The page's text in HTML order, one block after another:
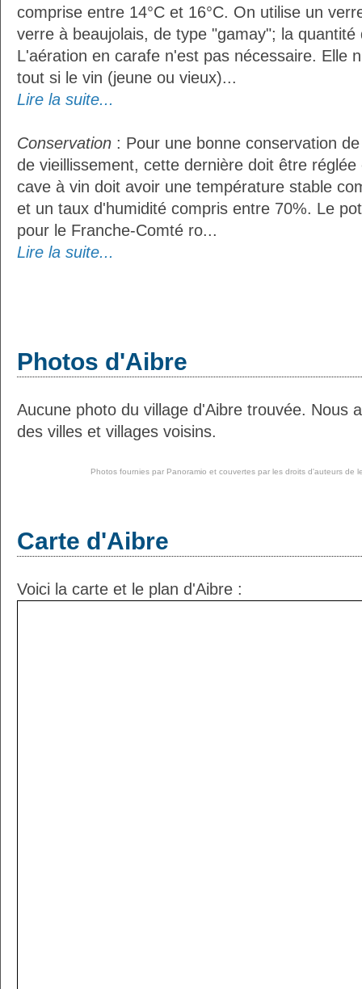
comprise entre 14°C et 16°C. On utilise un
verre à beaujolais, de type "gamay"; la
L'aération en carafe n'est pas nécessaire. Elle
tout si le vin (jeune ou vieux)...
Lire la suite...
Conservation : Pour une bonne conservation
de vieillissement, cette dernière doit être réglée
cave à vin doit avoir une température stable
et un taux d'humidité compris entre 70%. Le
pour le Franche-Comté ro...
Lire la suite...
Photos d'Aibre
Aucune photo du village d'Aibre trouvée. Nous
des villes et villages voisins.
Photos fournies par Panoramio et couvertes par les droits d'auteurs de
Carte d'Aibre
Voici la carte et le plan d'Aibre :